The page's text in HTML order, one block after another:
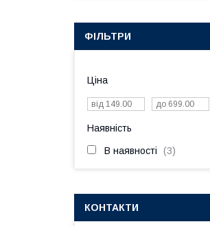
ФІЛЬТРИ
Ціна
Наявність
В наявності 3
КОНТАКТИ